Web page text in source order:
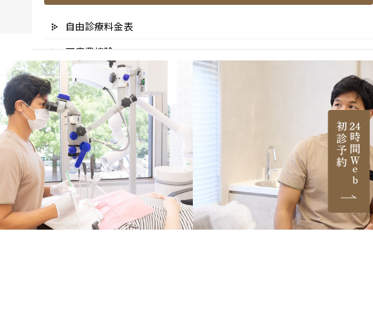
自由診療料金表
医療費控除
リスクと副作用
未承認医薬品等の明示（薬機法）
医院情報
医院のご紹介
設備のご紹介